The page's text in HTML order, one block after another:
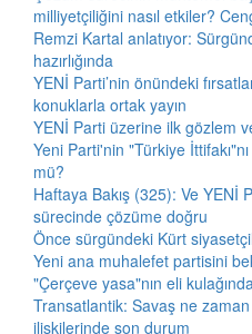
milliyetçiliğini nasıl etkiler?
Remzi Kartal anlatıyor:
hazırlığında
YENİ Parti’nin önündeki
konuklarla ortak yayın
YENİ Parti üzerine ilk gözlem
Yeni Parti'nin "Türkiye
mü?
Haftaya Bakış (325): Ve YENİ
sürecinde çözüme doğru
Önce sürgündeki Kürt
Yeni ana muhalefet partisini
"Çerçeve yasa"nın eli
Transatlantik: Savaş ne
ilişkilerinde son durum